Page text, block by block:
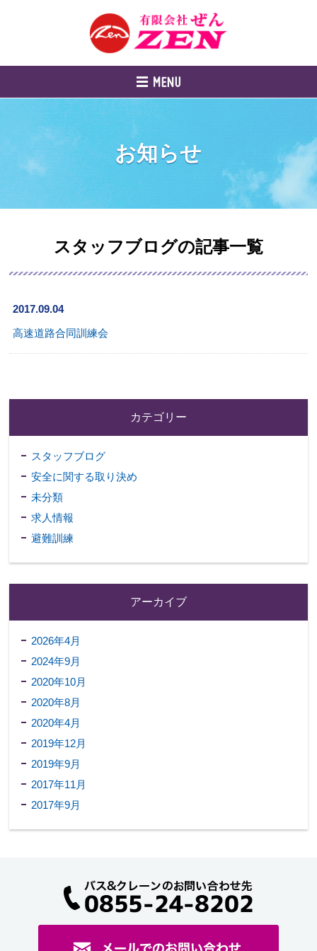
お知らせ
スタッフブログの記事一覧
2017.09.04
高速道路合同訓練会
カテゴリー
スタッフブログ
安全に関する取り決め
未分類
求人情報
避難訓練
アーカイブ
2026年4月
2024年9月
2020年10月
2020年8月
2020年4月
2019年12月
2019年9月
2017年11月
2017年9月